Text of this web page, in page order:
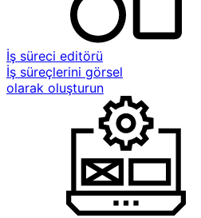
İş süreci editörü
İş süreçlerini görsel
olarak oluşturun